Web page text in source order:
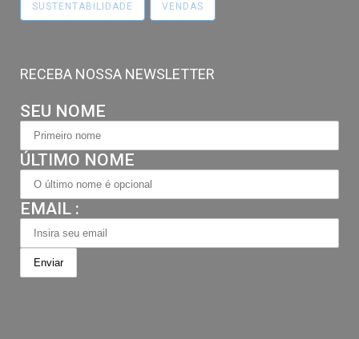
SUSTENTABILIDADE VENDAS
RECEBA NOSSA NEWSLETTER
SEU NOME
ÚLTIMO NOME
EMAIL :